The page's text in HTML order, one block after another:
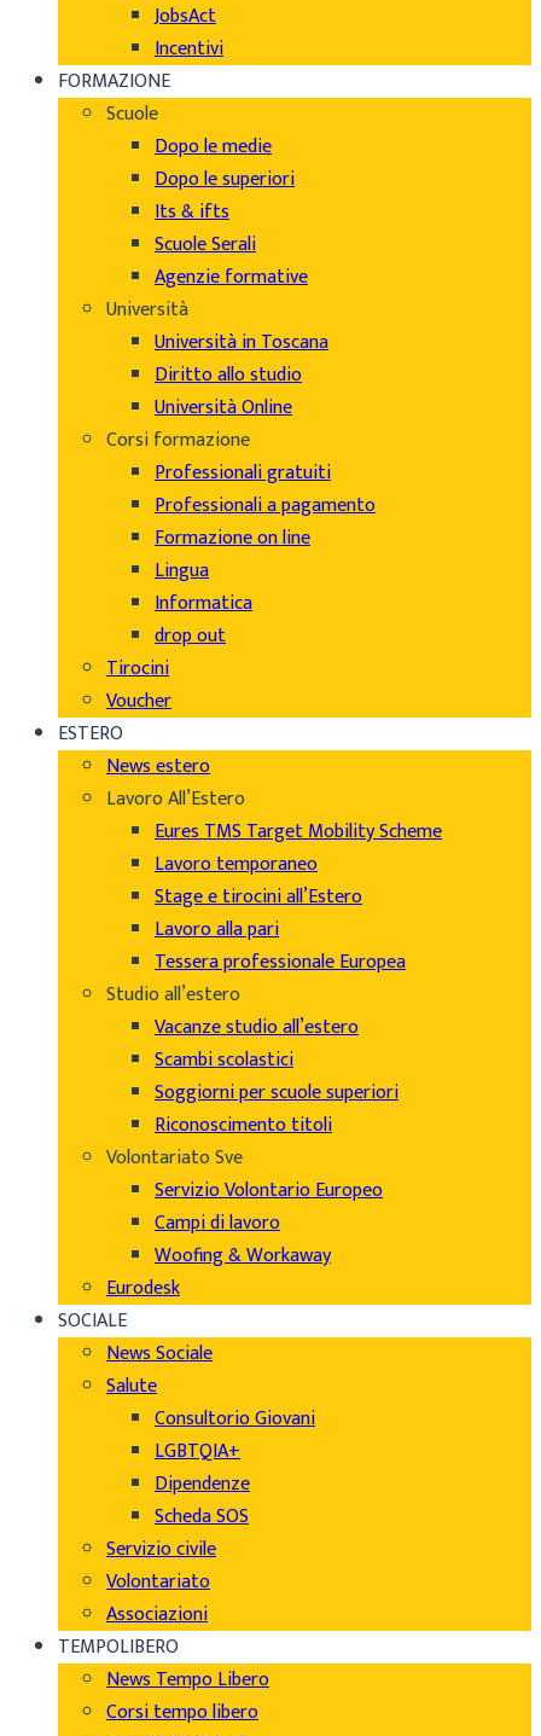
JobsAct
Incentivi
FORMAZIONE
Scuole
Dopo le medie
Dopo le superiori
Its & ifts
Scuole Serali
Agenzie formative
Università
Università in Toscana
Diritto allo studio
Università Online
Corsi formazione
Professionali gratuiti
Professionali a pagamento
Formazione on line
Lingua
Informatica
drop out
Tirocini
Voucher
ESTERO
News estero
Lavoro All’Estero
Eures TMS Target Mobility Scheme
Lavoro temporaneo
Stage e tirocini all’Estero
Lavoro alla pari
Tessera professionale Europea
Studio all’estero
Vacanze studio all’estero
Scambi scolastici
Soggiorni per scuole superiori
Riconoscimento titoli
Volontariato Sve
Servizio Volontario Europeo
Campi di lavoro
Woofing & Workaway
Eurodesk
SOCIALE
News Sociale
Salute
Consultorio Giovani
LGBTQIA+
Dipendenze
Scheda SOS
Servizio civile
Volontariato
Associazioni
TEMPOLIBERO
News Tempo Libero
Corsi tempo libero